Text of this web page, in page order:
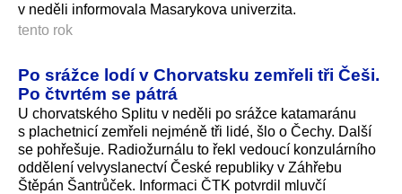
v neděli informovala Masarykova univerzita.
tento rok
Po srážce lodí v Chorvatsku zemřeli tři Češi.
Po čtvrtém se pátrá
U chorvatského Splitu v neděli po srážce katamaránu
s plachetnicí zemřeli nejméně tři lidé, šlo o Čechy. Další
se pohřešuje. Radiožurnálu to řekl vedoucí konzulárního
oddělení velvyslanectví České republiky v Záhřebu
Štěpán Šantrůček. Informaci ČTK potvrdil mluvčí